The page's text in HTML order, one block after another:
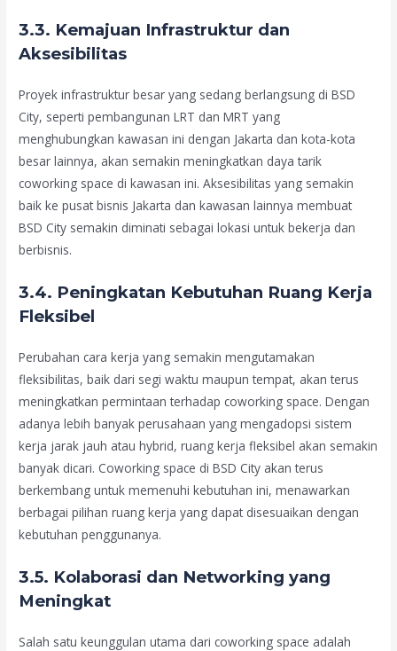
3.3. Kemajuan Infrastruktur dan
Aksesibilitas
Proyek infrastruktur besar yang sedang berlangsung di BSD
City, seperti pembangunan LRT dan MRT yang
menghubungkan kawasan ini dengan Jakarta dan kota-kota
besar lainnya, akan semakin meningkatkan daya tarik
coworking space di kawasan ini. Aksesibilitas yang semakin
baik ke pusat bisnis Jakarta dan kawasan lainnya membuat
BSD City semakin diminati sebagai lokasi untuk bekerja dan
berbisnis.
3.4. Peningkatan Kebutuhan Ruang Kerja
Fleksibel
Perubahan cara kerja yang semakin mengutamakan
fleksibilitas, baik dari segi waktu maupun tempat, akan terus
meningkatkan permintaan terhadap coworking space. Dengan
adanya lebih banyak perusahaan yang mengadopsi sistem
kerja jarak jauh atau hybrid, ruang kerja fleksibel akan semakin
banyak dicari. Coworking space di BSD City akan terus
berkembang untuk memenuhi kebutuhan ini, menawarkan
berbagai pilihan ruang kerja yang dapat disesuaikan dengan
kebutuhan penggunanya.
3.5. Kolaborasi dan Networking yang
Meningkat
Salah satu keunggulan utama dari coworking space adalah